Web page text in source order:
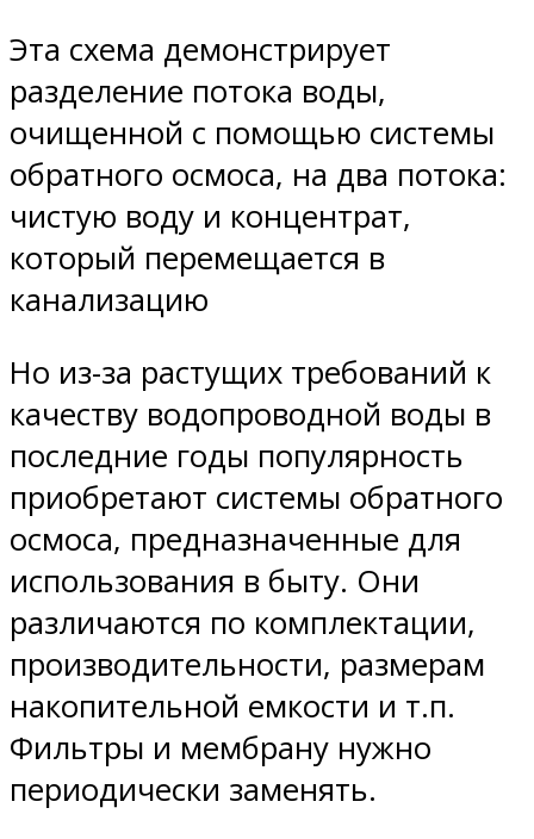
Эта схема демонстрирует
разделение потока воды,
очищенной с помощью системы
обратного осмоса, на два потока:
чистую воду и концентрат,
который перемещается в
канализацию
Но из-за растущих требований к
качеству водопроводной воды в
последние годы популярность
приобретают системы обратного
осмоса, предназначенные для
использования в быту. Они
различаются по комплектации,
производительности, размерам
накопительной емкости и т.п.
Фильтры и мембрану нужно
периодически заменять.